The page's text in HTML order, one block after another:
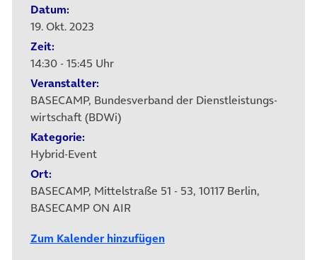
Datum:
19. Okt. 2023
Zeit:
14:30 - 15:45 Uhr
Veranstalter:
BASECAMP, Bundesverband der Dienstleistungs­
wirtschaft (BDWi)
Kategorie:
Hybrid-Event
Ort:
BASECAMP, Mittelstraße 51 - 53, 10117 Berlin,
BASECAMP ON AIR
Zum Kalender hinzufügen